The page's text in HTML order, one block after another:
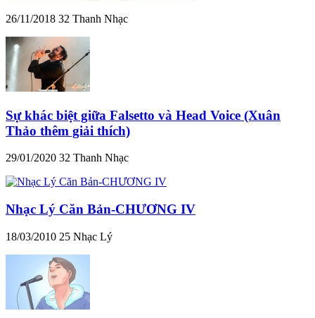
26/11/2018 32 Thanh Nhạc
Sự khác biệt giữa Falsetto và Head Voice (Xuân
Thảo thêm giải thích)
29/01/2020 32 Thanh Nhạc
Nhạc Lý Căn Bản-CHƯƠNG IV
18/03/2010 25 Nhạc Lý